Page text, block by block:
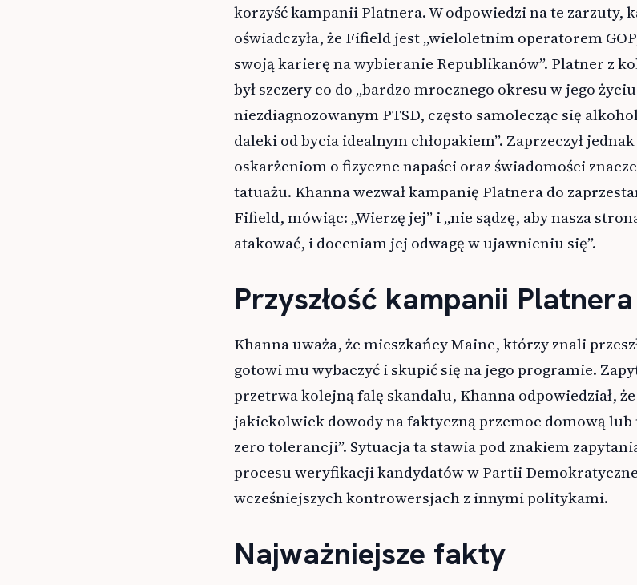
korzyść kampanii Platnera. W odpowiedzi na te zarzuty,
oświadczyła, że Fifield jest „wieloletnim operatorem
swoją karierę na wybieranie Republikanów”. Platner z
był szczery co do „bardzo mrocznego okresu w jego
niezdiagnozowanym PTSD, często samolecząc się
daleki od bycia idealnym chłopakiem”. Zaprzeczył
oskarżeniom o fizyczne napaści oraz świadomości
tatuażu. Khanna wezwał kampanię Platnera do
Fifield, mówiąc: „Wierzę jej” i „nie sądzę, aby nasza
atakować, i doceniam jej odwagę w ujawnieniu się”.
Przyszłość kampanii Platnera
Khanna uważa, że mieszkańcy Maine, którzy znali
gotowi mu wybaczyć i skupić się na jego programie.
przetrwa kolejną falę skandalu, Khanna odpowiedział,
jakiekolwiek dowody na faktyczną przemoc domową lub
zero tolerancji”. Sytuacja ta stawia pod znakiem
procesu weryfikacji kandydatów w Partii
wcześniejszych kontrowersjach z innymi politykami.
Najważniejsze fakty